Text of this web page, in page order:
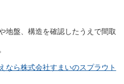
地盤、構造を確認したうえで間取
なら株式会社すまいのスプラウト